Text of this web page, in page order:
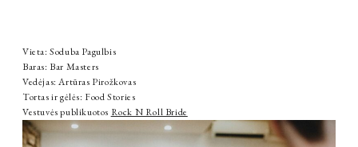
Vieta: Soduba Pagulbis
Baras: Bar Masters
Vedėjas: Artūras Pirožkovas
Tortas ir gėlės: Food Stories
Vestuvės publikuotos Rock N Roll Bride